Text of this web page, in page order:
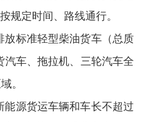
规定时间、路线通行。
放标准轻型柴油货车（总质
汽车、拖拉机、三轮汽车全
。
能源货运车辆和车长不超过